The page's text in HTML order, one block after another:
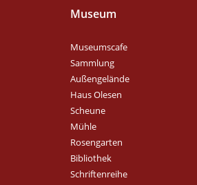
Museum
Museumscafe
Sammlung
Außengelände
Haus Olesen
Scheune
Mühle
Rosengarten
Bibliothek
Schriftenreihe